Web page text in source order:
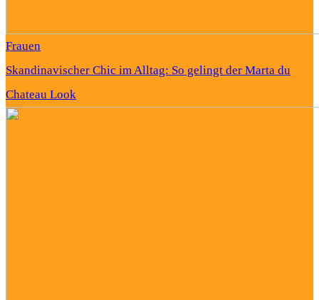
Frauen
Skandinavischer Chic im Alltag: So gelingt der Marta du
Chateau Look